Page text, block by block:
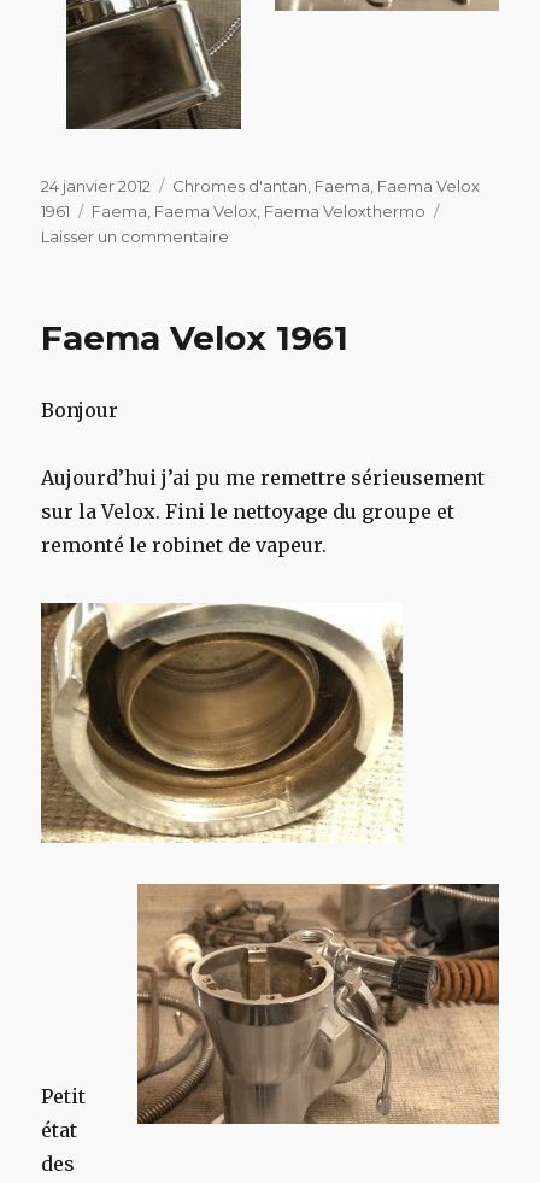
Publié
le
24 janvier 2012 Catégories
Chromes d'antan Faema Faema Velox
1961
Étiquettes
Faema Faema Velox Faema Veloxthermo
Laisser un commentaire
Faema Velox 1961
Bonjour
Aujourd’hui j’ai pu me remettre sérieusement
sur la Velox. Fini le nettoyage du groupe et
remonté le robinet de vapeur.
Petit
état
des